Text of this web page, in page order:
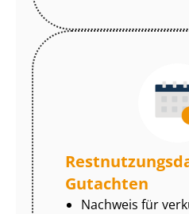
Gutachten
Nachweis für